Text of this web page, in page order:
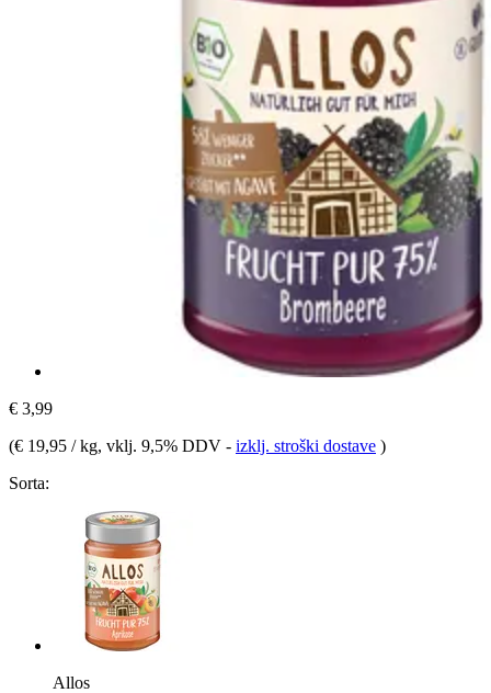
€ 3,99
(€ 19,95 / kg, vklj. 9,5% DDV - izklj. stroški dostave )
Sorta:
Allos